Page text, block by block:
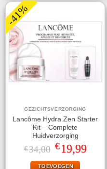
-41%
GEZICHTSVERZORGING
Lancôme Hydra Zen Starter
Kit – Complete
Huidverzorging
€34,00 Oorspronkelijke
prijs
was:
€34,00.
€19,99Huidige
prijs
TOEVOEGEN